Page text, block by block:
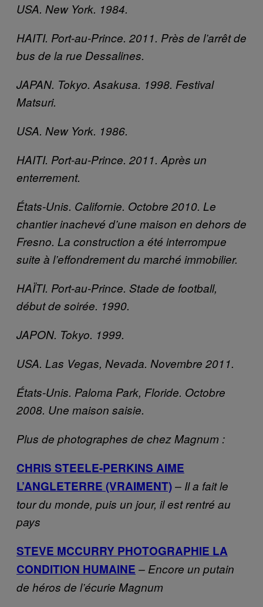
USA. New York. 1984.
HAITI. Port-au-Prince. 2011. Près de l’arrêt de
bus de la rue Dessalines.
JAPAN. Tokyo. Asakusa. 1998. Festival
Matsuri.
USA. New York. 1986.
HAITI. Port-au-Prince. 2011. Après un
enterrement.
États-Unis. Californie. Octobre 2010. Le
chantier inachevé d’une maison en dehors de
Fresno. La construction a été interrompue
suite à l’effondrement du marché immobilier.
HAÏTI. Port-au-Prince. Stade de football,
début de soirée. 1990.
JAPON. Tokyo. 1999.
USA. Las Vegas, Nevada. Novembre 2011.
États-Unis. Paloma Park, Floride. Octobre
2008. Une maison saisie.
Plus de photographes de chez Magnum :
CHRIS STEELE-PERKINS AIME
L’ANGLETERRE (VRAIMENT)– Il a fait le
tour du monde, puis un jour, il est rentré au
pays
STEVE MCCURRY PHOTOGRAPHIE LA
CONDITION HUMAINE – Encore un putain
de héros de l’écurie Magnum